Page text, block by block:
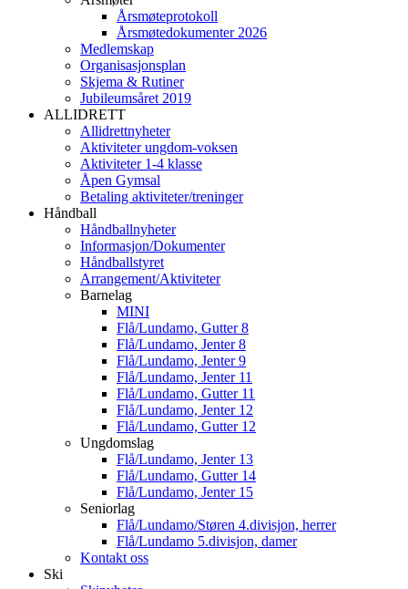
Årsmøteprotokoll
Årsmøtedokumenter 2026
Medlemskap
Organisasjonsplan
Skjema & Rutiner
Jubileumsåret 2019
ALLIDRETT
Allidrettnyheter
Aktiviteter ungdom-voksen
Aktiviteter 1-4 klasse
Åpen Gymsal
Betaling aktiviteter/treninger
Håndball
Håndballnyheter
Informasjon/Dokumenter
Håndballstyret
Arrangement/Aktiviteter
Barnelag
MINI
Flå/Lundamo, Gutter 8
Flå/Lundamo, Jenter 8
Flå/Lundamo, Jenter 9
Flå/Lundamo, Jenter 11
Flå/Lundamo, Gutter 11
Flå/Lundamo, Jenter 12
Flå/Lundamo, Gutter 12
Ungdomslag
Flå/Lundamo, Jenter 13
Flå/Lundamo, Gutter 14
Flå/Lundamo, Jenter 15
Seniorlag
Flå/Lundamo/Støren 4.divisjon, herrer
Flå/Lundamo 5.divisjon, damer
Kontakt oss
Ski